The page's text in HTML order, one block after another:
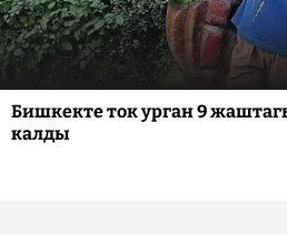
Бишкекте ток урган 9
калды